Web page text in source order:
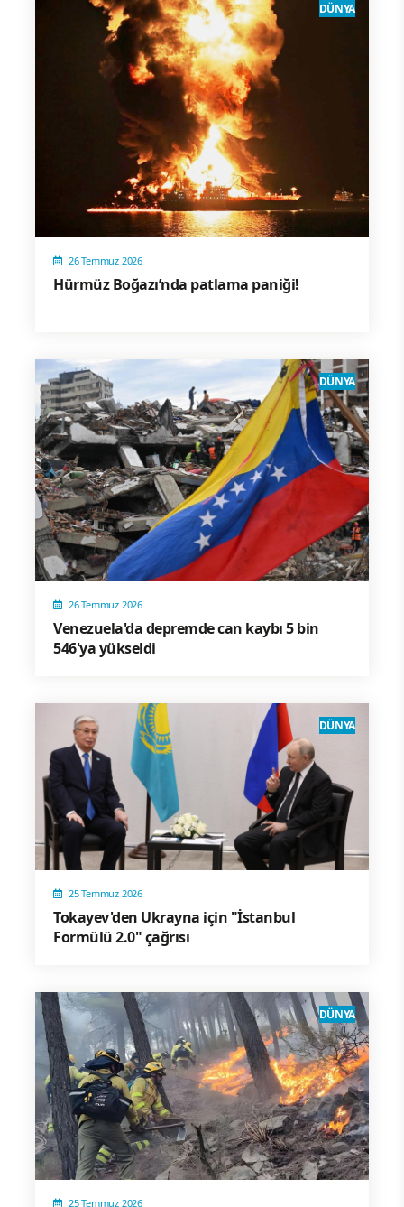
26 Temmuz 2026
Hürmüz Boğazı’nda patlama paniği!
DÜNYA
26 Temmuz 2026
Venezuela'da depremde can kaybı 5 bin
546'ya yükseldi
DÜNYA
25 Temmuz 2026
Tokayev'den Ukrayna için "İstanbul
Formülü 2.0" çağrısı
DÜNYA
25 Temmuz 2026
DÜNYA